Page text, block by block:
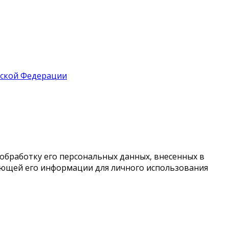
Федерации
его персональных данных, внесенных в
его информации для личного использования